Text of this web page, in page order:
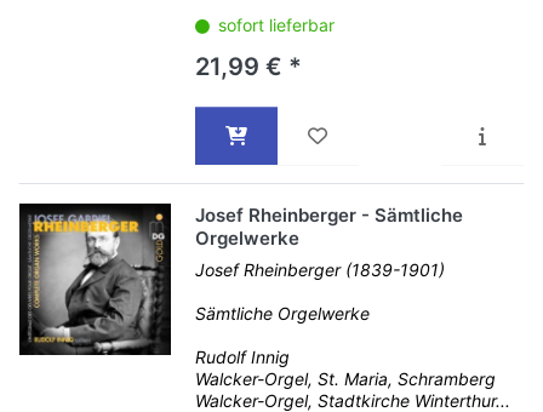
sofort lieferbar
21,99 € *
Josef Rheinberger - Sämtliche
Orgelwerke
Josef Rheinberger (1839-1901)
Sämtliche Orgelwerke
Rudolf Innig
Walcker-Orgel, St. Maria, Schramberg
Walcker-Orgel, Stadtkirche Winterthur...